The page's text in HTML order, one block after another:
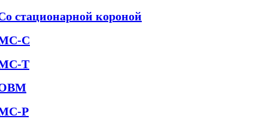
стационарной короной
С
Т
Р